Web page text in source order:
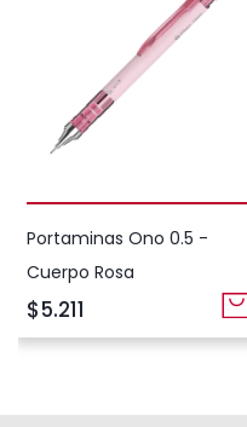
Portaminas Ono 0.5 -
Cuerpo Rosa
$5.211